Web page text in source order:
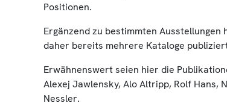
Positionen.
Ergänzend zu bestimmten
daher bereits mehrere Kataloge
Erwähnenswert seien hier die
Alexej Jawlensky, Alo Altripp, Rolf Hans,
Nessler.